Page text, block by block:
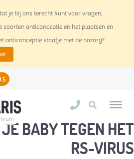
je bij ons terecht kunt voor vragen,
soorten anticonceptie en het plaatsen en
anticonceptie staafje met de nazorg?
BABY TEGEN HET
RS-VIRUS